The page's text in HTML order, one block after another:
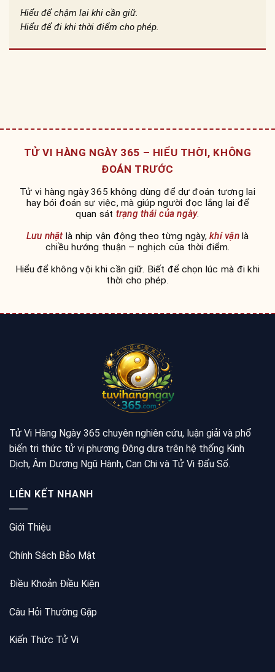
Hiểu để chậm lại khi cần giữ.
Hiểu để đi khi thời điểm cho phép.
TỬ VI HÀNG NGÀY 365 – HIỂU THỜI, KHÔNG
ĐOÁN TRƯỚC
Tử vi hàng ngày 365 không dùng để dự đoán tương lai
hay bói đoán sự việc, mà giúp người đọc lắng lại để
quan sát trạng thái của ngày.
Lưu nhậtlà nhịp vận động theo từng ngày, khí vậnlà
chiều hướng thuận – nghịch của thời điểm.
Hiểu để không vội khi cần giữ. Biết để chọn lúc mà đi khi
thời cho phép.
Tử Vi Hàng Ngày 365 chuyên nghiên cứu, luận giải và phổ
biến tri thức tử vi phương Đông dựa trên hệ thống Kinh
Dịch, Âm Dương Ngũ Hành, Can Chi và Tử Vi Đẩu Số.
LIÊN KẾT NHANH
Giới Thiệu
Chính Sách Bảo Mật
Điều Khoản Điều Kiện
Câu Hỏi Thường Gặp
Kiến Thức Tử Vi